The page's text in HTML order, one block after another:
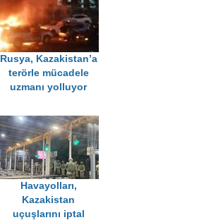
Rusya, Kazakistan’a
terörle mücadele
uzmanı yolluyor
Havayolları,
Kazakistan
uçuşlarını iptal